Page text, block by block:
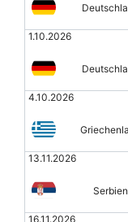
1.10.2026
4.10.2026
13.11.2026
Serbien
16.11.2026